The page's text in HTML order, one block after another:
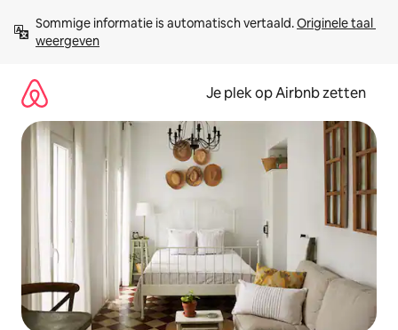
direct
naar
Sommige informatie is automatisch vertaald. Originele taal
weergeven
Je plek op Airbnb zetten